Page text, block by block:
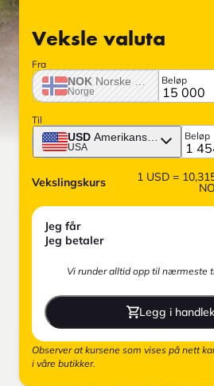
Veksle valuta
Fra
NOK Norske krone
Norge
Beløp
Til
USD Amerikansk dollar
USA
Beløp
Vekslingskurs 1 USD=
Jeg får
Jeg betaler
Vi runder alltid opp til nærmeste
Legg i
Observer at kursene som vises på nett
i våre butikker.